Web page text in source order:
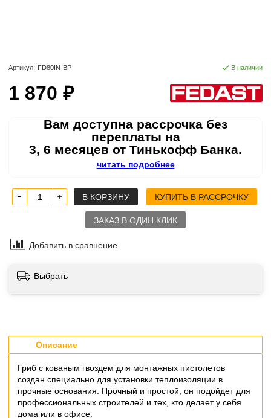
Артикул: FD80IN-BP В наличии
1 870 ₽
Вам доступна рассрочка без
переплаты на
3, 6 месяцев от Тинькофф Банка.
читать подробнее
В КОРЗИНУ КУПИТЬ В РАССРОЧКУ
ЗАКАЗ В ОДИН КЛИК
Добавить в сравнение
Выбрать
Описание
Гриб с кованым гвоздем для монтажных пистолетов
создан специально для установки теплоизоляции в
прочные основания. Прочный и простой, он подойдет для
профессиональных строителей и тех, кто делает у себя
дома или в офисе.